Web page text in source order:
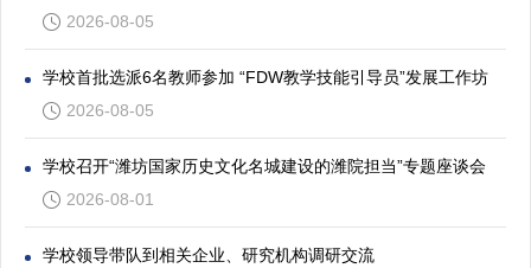
2026-08-05
学校首批选派6名教师参加 “FDW教学技能引导员”发展工作坊
2026-08-05
学校召开“潍坊国家历史文化名城建设的潍院担当”专题座谈会
2026-08-01
学校领导带队到相关企业、研究机构调研交流